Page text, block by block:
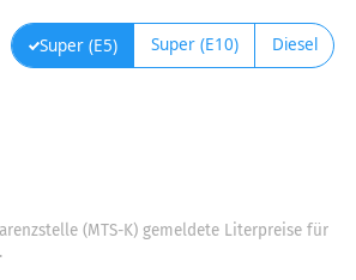
Super (E5) Super (E10) Diesel
(MTS-K) gemeldete Literpreise für